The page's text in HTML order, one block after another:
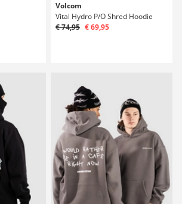
Volcom
Vital Hydro P/O Shred Hoodie
€ 74,95 € 69,95